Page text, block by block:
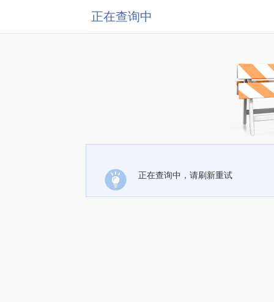
正在查询中
正在查询中，请刷新重试